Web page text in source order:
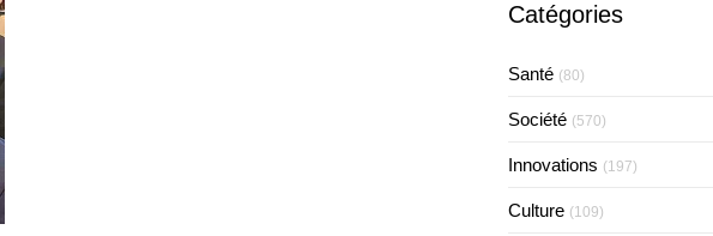
Catégories
Santé (80)
Société (570)
Innovations (197)
Culture (109)